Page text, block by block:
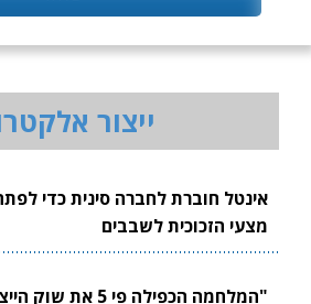
ייצור
אינטל חוברת לחברה סינית כדי
מצעי הזכוכית לשבבים
"המלחמה הכפילה פי 5 את שוק הייצור המיידי"